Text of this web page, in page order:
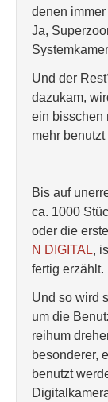
denen
Ja,
Und der
dazukam,
ein bisschen
mehr benutzt
Bis auf
ca. 1000
oder die
N DIGITAL,
fertig erzählt.
Und so wird
um die
reihum
besonderer,
benutzt